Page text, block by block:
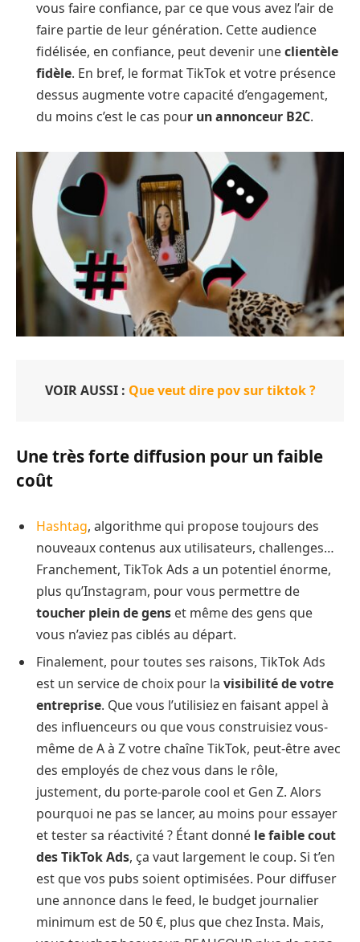
vous faire confiance, par ce que vous avez l’air de
faire partie de leur génération. Cette audience
fidélisée, en confiance, peut devenir uneclientèle
fidèle. En bref, le format TikTok et votre présence
dessus augmente votre capacité d’engagement,
du moins c’est le cas pour un annonceur B2C.
VOIR AUSSI : Que veut dire pov sur tiktok ?
Une très forte diffusion pour un faible
coût
Hashtag, algorithme qui propose toujours des
nouveaux contenus aux utilisateurs, challenges…
Franchement, TikTok Ads a un potentiel énorme,
plus qu’Instagram, pour vous permettre de
toucher plein de gens et même des gens que
vous n’aviez pas ciblés au départ.
Finalement, pour toutes ses raisons, TikTok Ads
est un service de choix pour la visibilité de votre
entreprise. Que vous l’utilisiez en faisant appel à
des influenceurs ou que vous construisiez vous-
même de A à Z votre chaîne TikTok, peut-être avec
des employés de chez vous dans le rôle,
justement, du porte-parole cool et Gen Z. Alors
pourquoi ne pas se lancer, au moins pour essayer
et tester sa réactivité ? Étant donné le faible cout
des TikTok Ads, ça vaut largement le coup. Si t’en
est que vos pubs soient optimisées. Pour diffuser
une annonce dans le feed, le budget journalier
minimum est de 50 €, plus que chez Insta. Mais,